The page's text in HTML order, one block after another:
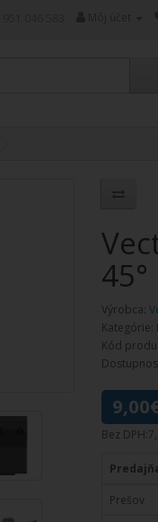
45°
Výrobca:
Kategórie:
Kód
Bez
Prešov